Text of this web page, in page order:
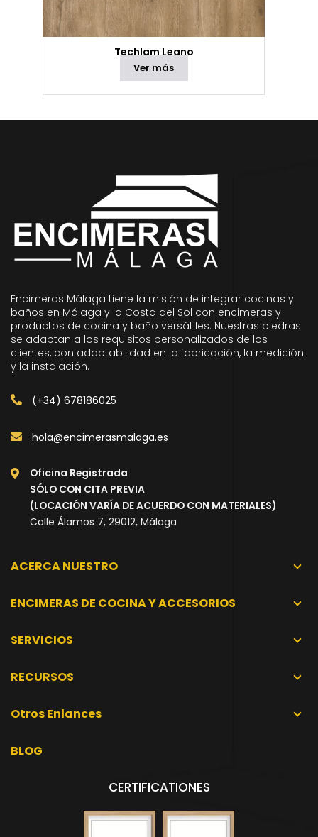
Techlam Legno
Ver más
Encimeras Málaga tiene la misión de integrar cocinas y
baños en Málaga y la Costa del Sol con encimeras y
productos de cocina y baño versátiles. Nuestras piedras
se adaptan a los requisitos personalizados de los
clientes, con adaptabilidad en la fabricación, la medición
y la instalación.
(+34) 678186025
hola@encimerasmalaga.es
Oficina Registrada
SÓLO CON CITA PREVIA
(LOCACIÓN VARÍA DE ACUERDO CON MATERIALES)
Calle Álamos 7, 29012, Málaga
ACERCA NUESTRO
ENCIMERAS DE COCINA Y ACCESORIOS
SERVICIOS
RECURSOS
Otros Enlances
BLOG
CERTIFICATIONES